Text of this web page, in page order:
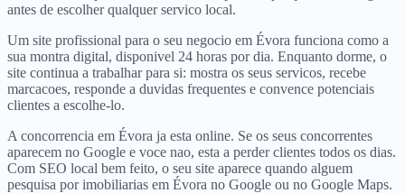
antes de escolher qualquer servico local.
Um site profissional para o seu negocio em Évora funciona como a
sua montra digital, disponivel 24 horas por dia. Enquanto dorme, o
site continua a trabalhar para si: mostra os seus servicos, recebe
marcacoes, responde a duvidas frequentes e convence potenciais
clientes a escolhe-lo.
A concorrencia em Évora ja esta online. Se os seus concorrentes
aparecem no Google e voce nao, esta a perder clientes todos os dias.
Com SEO local bem feito, o seu site aparece quando alguem
pesquisa por imobiliarias em Évora no Google ou no Google Maps.